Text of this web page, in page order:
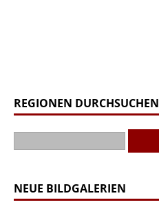
REGIONEN DURCHSUCHEN
NEUE BILDGALERIEN